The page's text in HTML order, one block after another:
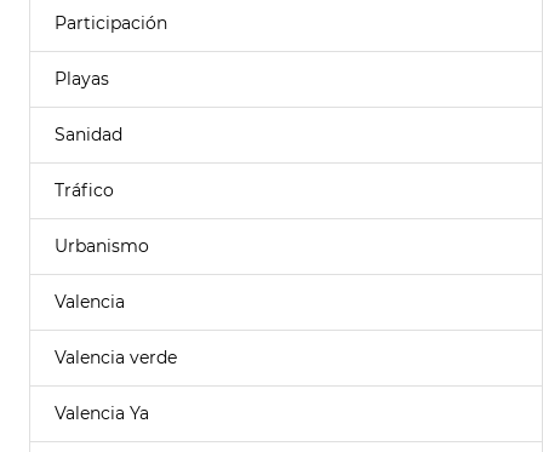
Participación
Playas
Sanidad
Tráfico
Urbanismo
Valencia
Valencia verde
Valencia Ya